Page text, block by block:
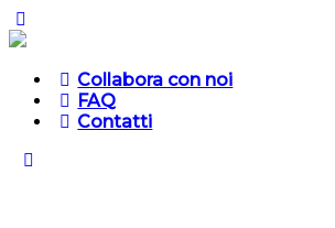
Collabora con noi
FAQ
Contatti